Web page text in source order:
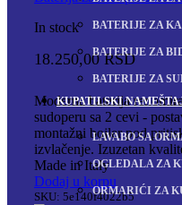
BATERIJE ZA
BATERIJE ZA
BATERIJE ZA
KUPATILSKI
LAVABO SA
OGLEDALA ZA
ORMARIĆI ZA
In stock
18.250,00RSD
Moderna baterija
sudoperu sa 2 cevi -
montažni bojler pod
izvlačenje. Izuzetan
Made in Italy
Dodaj u korpu
SKU: 5e140f4022b5